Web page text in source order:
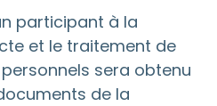
participant à la
et le traitement de
sera obtenu
de la